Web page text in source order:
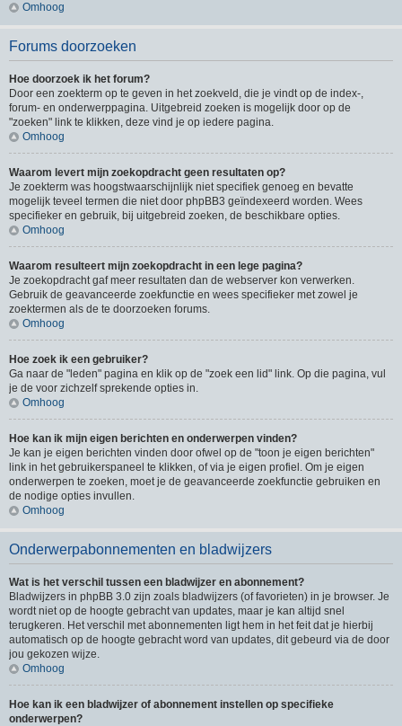
Omhoog
Forums doorzoeken
Hoe doorzoek ik het forum?
Door een zoekterm op te geven in het zoekveld, die je vindt op de index-,
forum- en onderwerppagina. Uitgebreid zoeken is mogelijk door op de
"zoeken" link te klikken, deze vind je op iedere pagina.
Omhoog
Waarom levert mijn zoekopdracht geen resultaten op?
Je zoekterm was hoogstwaarschijnlijk niet specifiek genoeg en bevatte
mogelijk teveel termen die niet door phpBB3 geïndexeerd worden. Wees
specifieker en gebruik, bij uitgebreid zoeken, de beschikbare opties.
Omhoog
Waarom resulteert mijn zoekopdracht in een lege pagina?
Je zoekopdracht gaf meer resultaten dan de webserver kon verwerken.
Gebruik de geavanceerde zoekfunctie en wees specifieker met zowel je
zoektermen als de te doorzoeken forums.
Omhoog
Hoe zoek ik een gebruiker?
Ga naar de "leden" pagina en klik op de "zoek een lid" link. Op die pagina, vul
je de voor zichzelf sprekende opties in.
Omhoog
Hoe kan ik mijn eigen berichten en onderwerpen vinden?
Je kan je eigen berichten vinden door ofwel op de "toon je eigen berichten"
link in het gebruikerspaneel te klikken, of via je eigen profiel. Om je eigen
onderwerpen te zoeken, moet je de geavanceerde zoekfunctie gebruiken en
de nodige opties invullen.
Omhoog
Onderwerpabonnementen en bladwijzers
Wat is het verschil tussen een bladwijzer en abonnement?
Bladwijzers in phpBB 3.0 zijn zoals bladwijzers (of favorieten) in je browser. Je
wordt niet op de hoogte gebracht van updates, maar je kan altijd snel
terugkeren. Het verschil met abonnementen ligt hem in het feit dat je hierbij
automatisch op de hoogte gebracht word van updates, dit gebeurd via de door
jou gekozen wijze.
Omhoog
Hoe kan ik een bladwijzer of abonnement instellen op specifieke
onderwerpen?